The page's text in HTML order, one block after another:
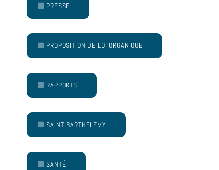
PRESSE
PROPOSITION DE LOI ORGANIQUE
RAPPORTS
SAINT-BARTHÉLEMY
SANTÉ